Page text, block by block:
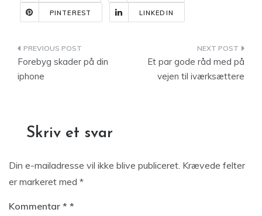
PINTEREST LINKEDIN
Indlægsnavigation
Forebyg skader på din
iphone
Et par gode råd med på
vejen til iværksættere
Skriv et svar
Din e-mailadresse vil ikke blive publiceret. Krævede felter
er markeret med *
Kommentar *